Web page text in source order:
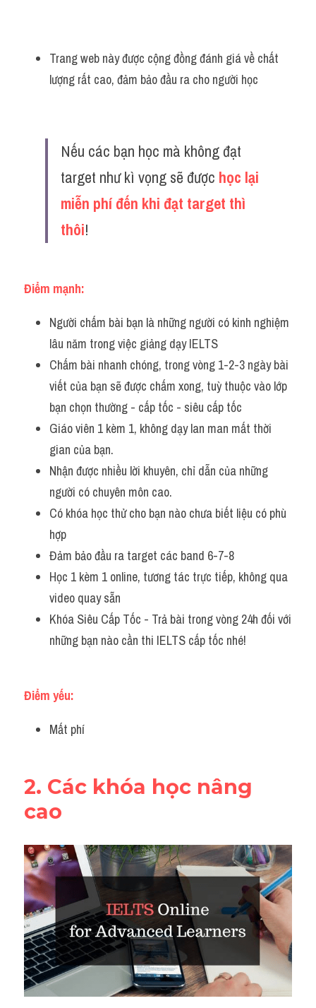
Trang web này được cộng đồng đánh giá về chất
lượng rất cao, đảm bảo đầu ra cho người học
Nếu các bạn học mà không đạt
target như kì vọng sẽ được học lại
miễn phí đến khi đạt target thì
thôi!
Điểm mạnh:
Người chấm bài bạn là những người có kinh nghiệm
lâu năm trong việc giảng dạy IELTS
Chấm bài nhanh chóng, trong vòng 1-2-3 ngày bài
viết của bạn sẽ được chấm xong, tuỳ thuộc vào lớp
bạn chọn thường - cấp tốc - siêu cấp tốc
Giáo viên 1 kèm 1, không dạy lan man mất thời
gian của bạn.
Nhận được nhiều lời khuyên, chỉ dẫn của những
người có chuyên môn cao.
Có khóa học thử cho bạn nào chưa biết liệu có phù
hợp
Đảm bảo đầu ra target các band 6-7-8
Học 1 kèm 1 online, tương tác trực tiếp, không qua
video quay sẵn
Khóa Siêu Cấp Tốc - Trả bài trong vòng 24h đối với
những bạn nào cần thi IELTS cấp tốc nhé!
Điểm yếu:
Mất phí
2. Các khóa học nâng
cao